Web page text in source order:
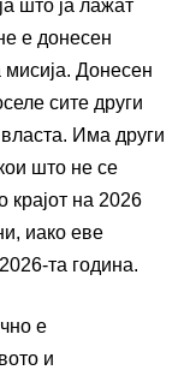
што ја лажат
е донесен
мисија. Донесен
сите други
Има други
што не се
крајот на 2026
иако еве
та година.
е
и